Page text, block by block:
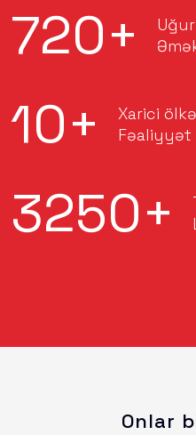
720+
10+
Xarici
Fəaliyyət
3250+
Onlar